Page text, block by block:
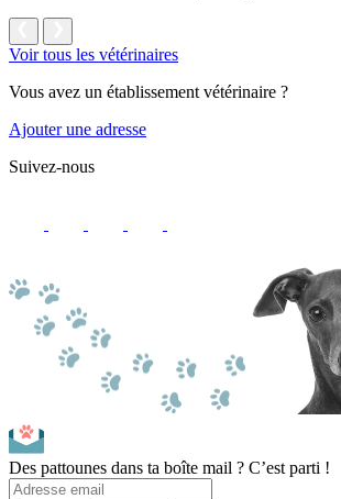
Voir tous les vétérinaires
Vous avez un établissement vétérinaire ?
Ajouter une adresse
Suivez-nous
Des pattounes dans ta boîte mail ? C’est parti !